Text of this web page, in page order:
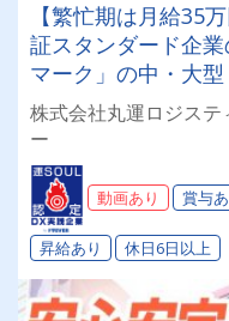
【繁忙期は月給35
証スタンダード企
マーク」の中・大
務時間は朝8～17時
★【経験者求む！未
中！賞与年2回】
株式会社丸運ロジステ
ー
動画あり 賞与
昇給あり 休日6日以上